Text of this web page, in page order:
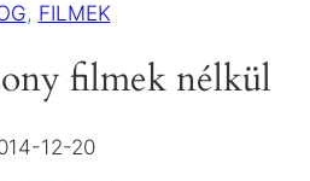
, FILMEK
filmek nélkül
12-20